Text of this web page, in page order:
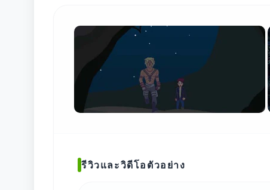
รีวิวและวิดีโอตัวอย่าง